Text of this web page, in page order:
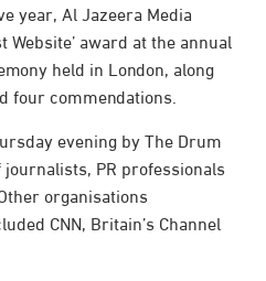
year, Al Jazeera Media
Website’ award at the annual
held in London, along
four commendations.
evening by The Drum
PR professionals
organisations
CNN, Britain’s Channel